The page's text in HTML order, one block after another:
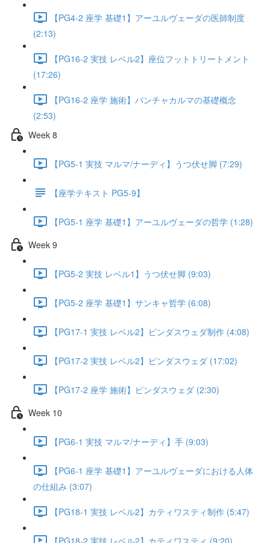
【PG4-2 座学 基礎1】アーユルヴェーダの医師制度
(2:13)
【PG16-2 実技 レベル2】座位フットトリートメント
(17:26)
【PG16-2 座学 施術】パンチャカルマの基礎概念
(2:53)
Week 8
【PG5-1 実技 マルマ/ナーディ】うつ伏せ脚 (7:29)
【座学テキスト PG5-9】
【PG5-1 座学 基礎1】アーユルヴェーダの哲学 (1:28)
Week 9
【PG5-2 実技 レベル1】うつ伏せ脚 (9:03)
【PG5-2 座学 基礎1】サンキャ哲学 (6:08)
【PG17-1 実技 レベル2】ピンダスウェダ制作 (4:08)
【PG17-2 実技 レベル2】ピンダスウェダ (17:02)
【PG17-2 座学 施術】ピンダスウェダ (2:30)
Week 10
【PG6-1 実技 マルマ/ナーディ】手 (9:03)
【PG6-1 座学 基礎1】アーユルヴェーダにおける人体
の仕組み (3:07)
【PG18-1 実技 レベル2】カティワスティ制作 (5:47)
【PG18-2 実技 レベル2】カティワスティ (9:20)